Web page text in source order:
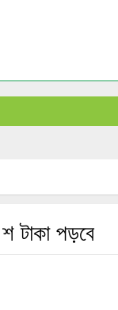
টাকা পড়বে